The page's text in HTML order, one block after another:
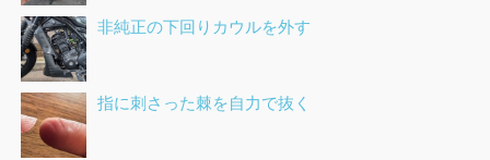
非純正の下回りカウルを外す
指に刺さった棘を自力で抜く